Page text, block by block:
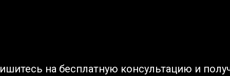
на бесплатную консультацию и